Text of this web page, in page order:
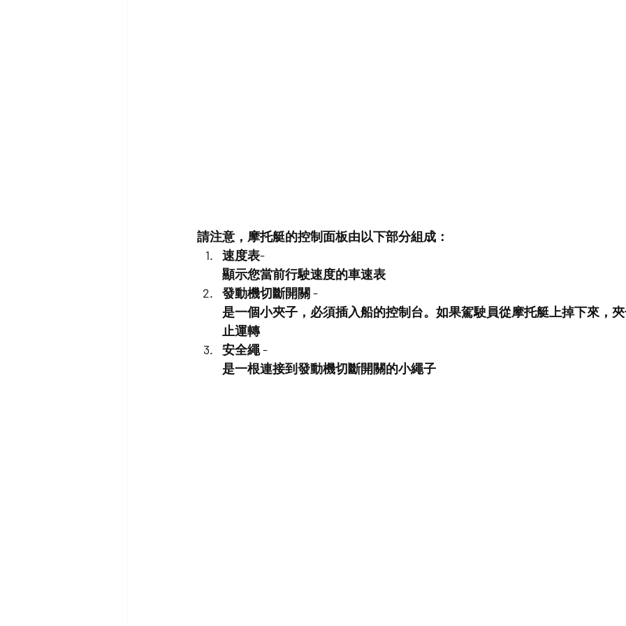
請注意，摩托艇的控制面板由以下部分組成：
速度表-
顯示您當前行駛速度的車速表
發動機切斷開關 -
是一個小夾子，必須插入船的控制台。如果駕駛員從摩托艇上掉下來，
止運轉
安全繩 -
是一根連接到發動機切斷開關的小繩子